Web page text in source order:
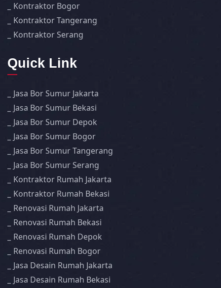
Kontraktor Bogor
Kontraktor Tangerang
Kontraktor Serang
Quick Link
Jasa Bor Sumur Jakarta
Jasa Bor Sumur Bekasi
Jasa Bor Sumur Depok
Jasa Bor Sumur Bogor
Jasa Bor Sumur Tangerang
Jasa Bor Sumur Serang
Kontraktor Rumah Jakarta
Kontraktor Rumah Bekasi
Renovasi Rumah Jakarta
Renovasi Rumah Bekasi
Renovasi Rumah Depok
Renovasi Rumah Bogor
Jasa Desain Rumah Jakarta
Jasa Desain Rumah Bekasi